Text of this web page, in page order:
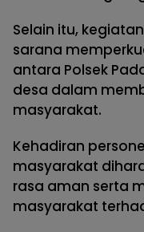
Selain itu,
sarana
antara Polsek
desa dalam
masyarakat.
Kehadiran
masyarakat
rasa aman serta
masyarakat